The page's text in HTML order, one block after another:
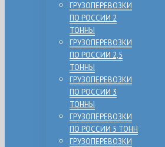
ГРУЗОПЕРЕВОЗКИ
ПО РОССИИ 2
ТОННЫ
ГРУЗОПЕРЕВОЗКИ
ПО РОССИИ 2,5
ТОННЫ
ГРУЗОПЕРЕВОЗКИ
ПО РОССИИ 3
ТОННЫ
ГРУЗОПЕРЕВОЗКИ
ПО РОССИИ 5 ТОНН
ГРУЗОПЕРЕВОЗКИ